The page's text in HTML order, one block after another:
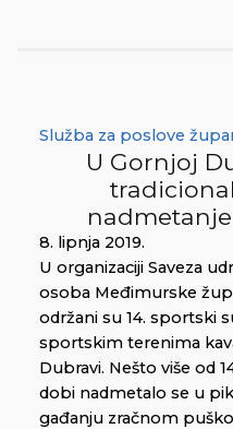
Služba za poslove
U Gornjoj
8. lipnja 2019.
U organizaciji Saveza
osoba Međimurske
održani su 14. sportski
sportskim terenima
Dubravi. Nešto više od
dobi nadmetalo se u
gađanju zračnom